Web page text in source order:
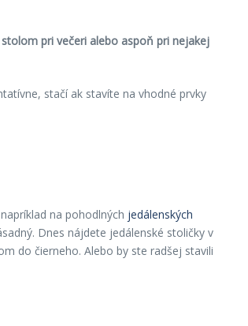
pri večeri alebo aspoň pri nejakej
stačí ak stavíte na vhodné prvky
na pohodlných jedálenských
Dnes nájdete jedálenské stoličky v
do čierneho. Alebo by ste radšej stavili